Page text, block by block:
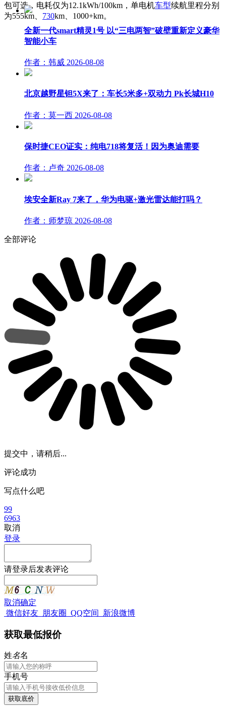
包可选，电耗仅为12.1kWh/100km，单电机车型续航里程分别
为555km、 730km、1000+km。
全新一代smart精灵1号 以“三电两智”破壁重新定义豪华
智能小车
作者：韩威 2026-08-08
北京越野星钽5X来了：车长5米多+双动力 Pk长城H10
作者：莫一西 2026-08-08
保时捷CEO证实：纯电718将复活！因为奥迪需要
作者：卢奇 2026-08-08
埃安全新Ray 7来了，华为电驱+激光雷达能打吗？
作者：师梦琼 2026-08-08
全部评论
提交中，请稍后...
评论成功
写点什么吧
99
6963
取消
登录
请登录后发表评论
取消确定
微信好友 朋友圈 QQ空间 新浪微博
获取最低报价
姓名名
手机号
获取底价